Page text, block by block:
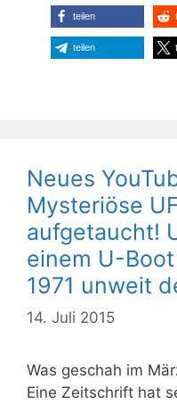
teilen
teilen
Neues
Mysteriöse
aufgetaucht!
einem U-
1971 unweit
14. Juli 2015
Was geschah im
Eine Zeitschrift hat